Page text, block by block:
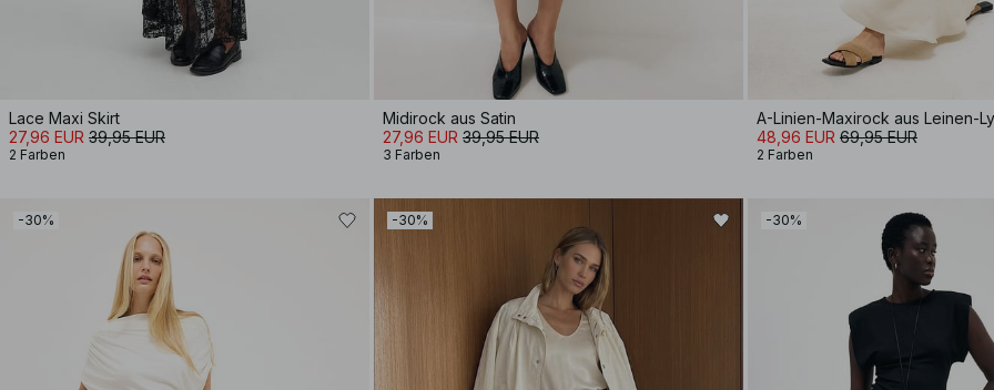
Lace Maxi Skirt
27,96 EUR 39,95 EUR
2 Farben
Midirock aus Satin
27,96 EUR 39,95 EUR
3 Farben
A-Linien-Maxirock aus Leinen-
48,96 EUR 69,95 EUR
2 Farben
-30% -30% -30%